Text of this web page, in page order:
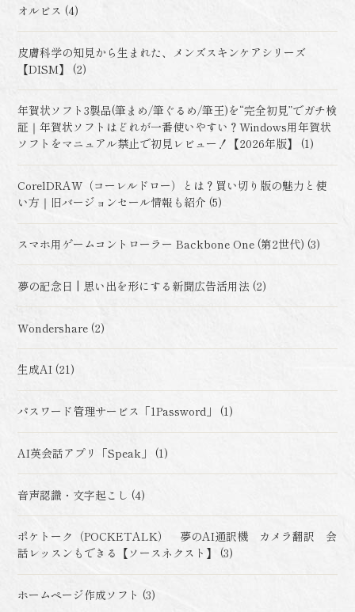
オルビス (4)
皮膚科学の知見から生まれた、メンズスキンケアシリーズ
【DISM】 (2)
年賀状ソフト3製品(筆まめ/筆ぐるめ/筆王)を“完全初見”でガチ検
証｜年賀状ソフトはどれが一番使いやすい？Windows用年賀状
ソフトをマニュアル禁止で初見レビュー！【2026年版】 (1)
CorelDRAW（コーレルドロー）とは？買い切り版の魅力と使
い方｜旧バージョンセール情報も紹介 (5)
スマホ用ゲームコントローラー Backbone One (第2世代) (3)
夢の記念日 | 思い出を形にする新聞広告活用法 (2)
Wondershare (2)
生成AI (21)
パスワード管理サービス「1Password」 (1)
AI英会話アプリ「Speak」 (1)
音声認識・文字起こし (4)
ポケトーク（POCKETALK） 夢のAI通訳機 カメラ翻訳 会
話レッスンもできる【ソースネクスト】 (3)
ホームページ作成ソフト (3)